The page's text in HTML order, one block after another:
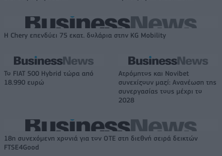
Η Chery επενδύει 75 εκατ. δολάρια στην KG Mobility
Το FIAT 500 Hybrid τώρα από
18.990 ευρώ
Ατρόμητος και Novibet
συνεχίζουν μαζί: Ανανέωση της
συνεργασίας τους μέχρι το
2028
18η συνεχόμενη χρονιά για τον ΟΤΕ στη διεθνή σειρά δεικτών
FTSE4Good